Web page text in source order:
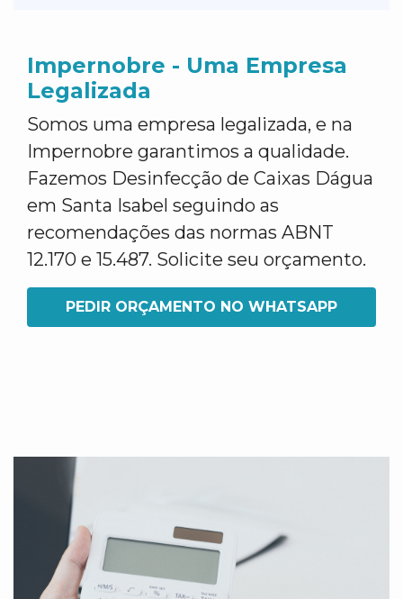
Impernobre - Uma Empresa
Legalizada
Somos uma empresa legalizada, e na
Impernobre garantimos a qualidade.
Fazemos Desinfecção de Caixas Dágua
em Santa Isabel seguindo as
recomendações das normas ABNT
12.170 e 15.487. Solicite seu orçamento.
PEDIR ORÇAMENTO NO WHATSAPP